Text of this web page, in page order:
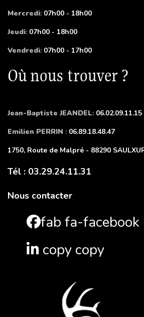
Mercredi: 07h00 - 18h00
Jeudi: 07h00 - 18h00
Vendredi: 07h00 - 17h00
Où nous trouver ?
Jean-Baptiste JEANDEL: 06.02.09.11.15
Emilien PERRIN : 06.89.18.48.47
1750, Route de Malpré - 88290
Tél : 03.29.24.11.31
Nous contacter
fab fa-facebook
copy copy